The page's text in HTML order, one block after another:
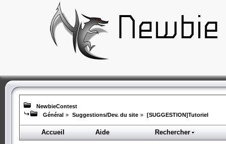
NewbieContest
Général » Suggestions/Dev. du site » [SUGGESTION]Tutoriel
Accueil Aide Rechercher